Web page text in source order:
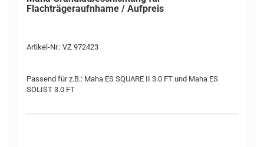
Flachträgeraufnhame / Aufpreis
Artikel-Nr.: VZ 972423
Passend für z.B.: Maha ES SQUARE II 3.0 FT und Maha ES
SOLIST 3.0 FT